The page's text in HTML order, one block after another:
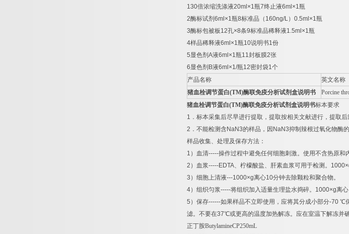
130倍浓缩洗涤液20ml×1瓶7终止液6ml×1瓶
2酶标试剂 6ml×1瓶8标准品（ 160ng/L） 0.5ml×1瓶
3酶标包被板12孔×8条9标准品稀释液1.5ml×1瓶
4样品稀释液6ml×1瓶10说明书1份
5显色剂 A液6ml×1瓶11封板膜2张
6显色剂 B液6ml×1/瓶12密封袋1个
产品名称
英文名称
猪血栓调节蛋白(TM)酶联免疫分析试剂盒说明书 Porcine
猪血栓调节蛋白(TM)酶联免疫分析试剂盒说明书标本要求
1 ．标本采集后尽早进行提取，提取按相关文献进行，提取
2 ．不能检测含 NaN3的样品，因 NaN3抑制辣根过氧化物酶
样品收集、处理及保存方法：
1 ）血清-----操作过程中避免任何细胞刺激。使用不含热原和
2 ）血浆-----EDTA、柠檬酸盐、肝素血浆可用于检测。
3 ）细胞上清液---1000×g离心10分钟去除颗粒和聚合物。
4）组织匀浆-----将组织加入适量生理盐水捣碎。 1000×g离心
5 ）保存------如果样品不立即使用，应将其分成小部分-70 ℃
滤。不要在37℃或更高的温度加热解冻。应在室温下解冻并
正丁胺ButylamineCP250mL